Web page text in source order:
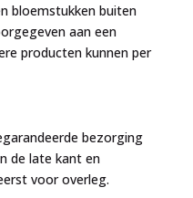
bloemstukken buiten
aan een
producten kunnen per
bezorging
de late kant en
voor overleg.